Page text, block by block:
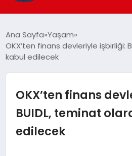
GÜNDEM
SOSYAL MEDYA
Ana Sayfa Yaşam
OKX’ten finans devleriyle işbirliği:
kabul edilecek
OKX’ten finans
BUIDL, teminat
edilecek